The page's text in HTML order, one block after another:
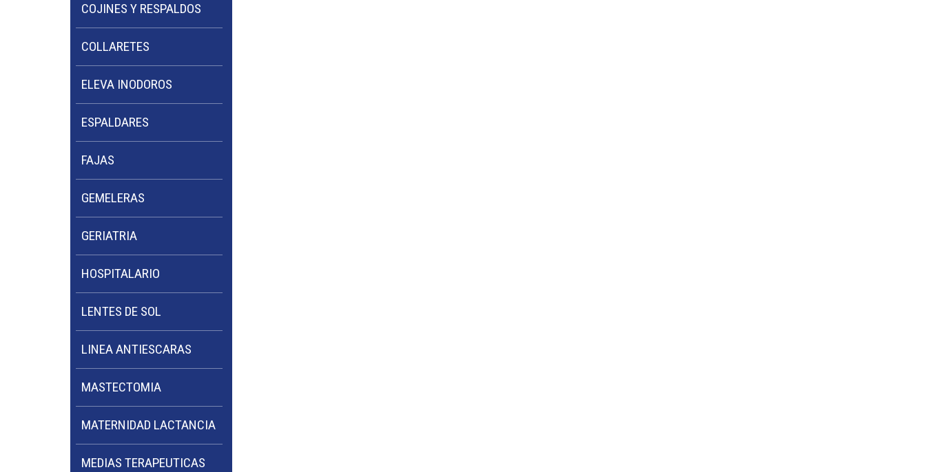
COJINES Y RESPALDOS
COLLARETES
ELEVA INODOROS
ESPALDARES
FAJAS
GEMELERAS
GERIATRIA
HOSPITALARIO
LENTES DE SOL
LINEA ANTIESCARAS
MASTECTOMIA
MATERNIDAD LACTANCIA
MEDIAS TERAPEUTICAS